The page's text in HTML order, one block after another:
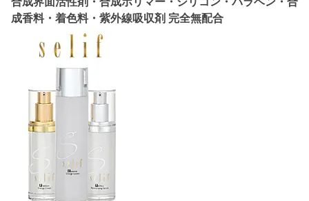
成香料・着色料・紫外線吸収剤 完全無配合